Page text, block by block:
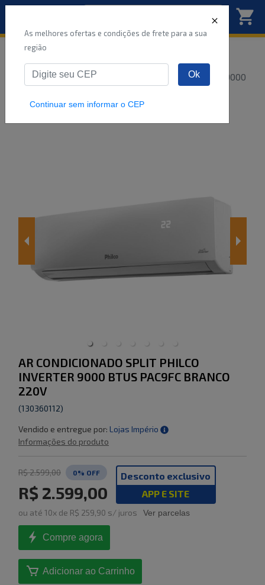
Início Ar Condicionado
Eletrodomésticos
AR CONDICIONADO SPLIT PHILCO INVERTER 9000
AR CONDICIONADO SPLIT PHILCO
INVERTER 9000 BTUS PAC9FC BRANCO
220V
(130360112)
Vendido e entregue por: Lojas Império
Informações do produto
R$ 2.599,00 0% OFF
R$ 2.599,00
Desconto exclusivo
APP E SITE
ou até 10x de R$ 259,90 s/ juros Ver parcelas
Compre agora
Adicionar ao Carrinho
As melhores ofertas e condições de frete para a sua
região
Ok
Continuar sem informar o CEP